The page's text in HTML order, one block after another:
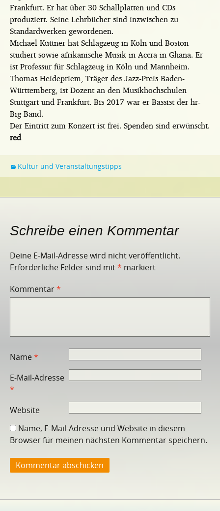
Frankfurt. Er hat über 30 Schallplatten und CDs
produziert. Seine Lehrbücher sind inzwischen zu
Standardwerken gewordenen.
Michael Küttner hat Schlagzeug in Köln und Boston
studiert sowie afrikanische Musik in Accra in Ghana. Er
ist Professur für Schlagzeug in Köln und Mannheim.
Thomas Heidepriem, Träger des Jazz-Preis Baden-
Württemberg, ist Dozent an den Musikhochschulen
Stuttgart und Frankfurt. Bis 2017 war er Bassist der hr-
Big Band.
Der Eintritt zum Konzert ist frei. Spenden sind erwünscht.
red
Kultur und Veranstaltungstipps
Schreibe einen Kommentar
Deine E-Mail-Adresse wird nicht veröffentlicht.
Erforderliche Felder sind mit* markiert
Kommentar*
Name*
E-Mail-Adresse
*
Website
Name, E-Mail-Adresse und Website in diesem
Browser für meinen nächsten Kommentar speichern.